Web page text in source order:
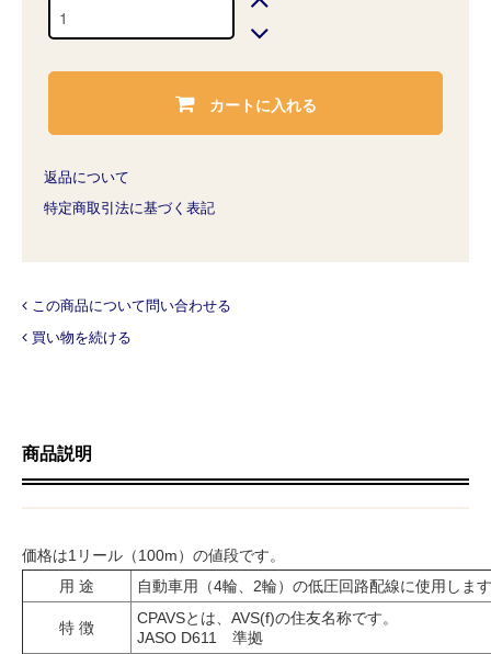
カートに入れる
返品について
特定商取引法に基づく表記
この商品について問い合わせる
買い物を続ける
商品説明
価格は1リール（100m）の値段です。
用 途
自動車用（4輪、2輪）の低圧回路配線に使用しま
特 徴
CPAVSとは、AVS(f)の住友名称です。
JASO D611 準拠